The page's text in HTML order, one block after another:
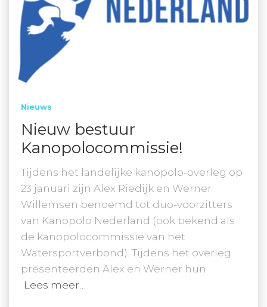
Nieuws
Nieuw bestuur
Kanopolocommissie!
Tijdens het landelijke kanopolo-overleg op
23 januari zijn Alex Riedijk en Werner
Willemsen benoemd tot duo-voorzitters
van Kanopolo Nederland (ook bekend als
de kanopolocommissie van het
Watersportverbond). Tijdens het overleg
presenteerden Alex en Werner hun
Lees meer…